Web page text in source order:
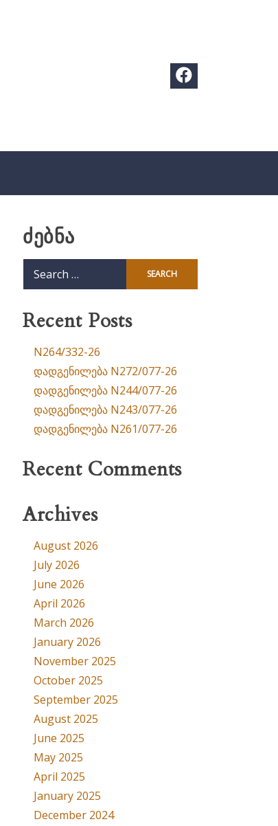
ძებნა
Recent Posts
N264/332-26
დადგენილება N272/077-26
დადგენილება N244/077-26
დადგენილება N243/077-26
დადგენილება N261/077-26
Recent Comments
Archives
August 2026
July 2026
June 2026
April 2026
March 2026
January 2026
November 2025
October 2025
September 2025
August 2025
June 2025
May 2025
April 2025
January 2025
December 2024